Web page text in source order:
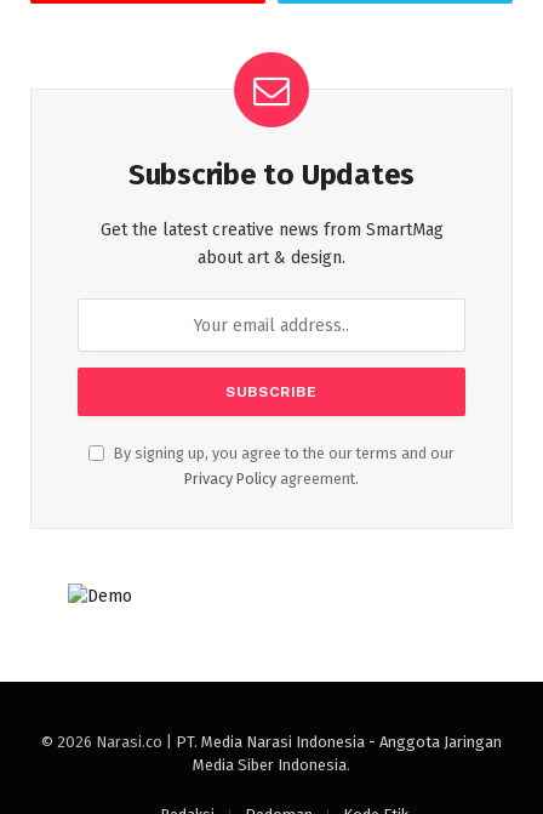
Subscribe to Updates
Get the latest creative news from SmartMag
about art & design.
By signing up, you agree to the our terms and our
Privacy Policy agreement.
© 2026 Narasi.co | PT. Media Narasi Indonesia - Anggota Jaringan
Media Siber Indonesia.